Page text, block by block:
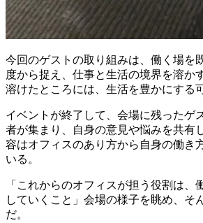
今回のゲストの取り組みは、働く場を
度から捉え、仕事と生活の境界を溶か
溶けたところには、生活を豊かにする
イベントが終了して、会場に残ったゲ
者が集まり、自身の意見や悩みを共有
容はオフィスのあり方から自身の働き
いる。
「これからのオフィスが担う役割は、
していくこと」会場の様子を眺め、そ
だ。